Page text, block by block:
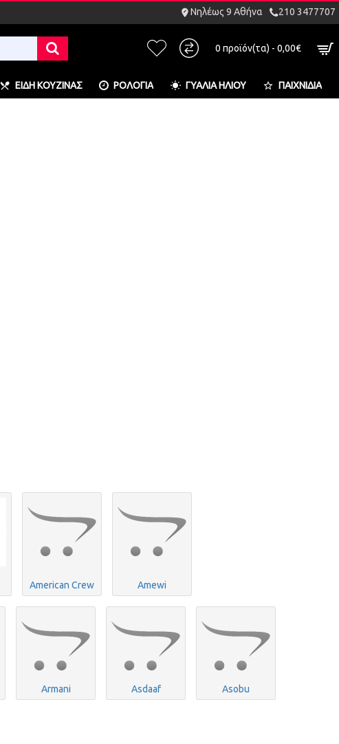
Νηλέως 9 Αθήνα 210 3477707
0 προϊόν(τα) - 0,00€
ΕΊΔΗ ΚΟΥΖΊΝΑΣ ΡΟΛΌΓΙΑ ΓΥΑΛΙΆ ΗΛΊΟΥ ΠΑΙΧΝΊΔΙΑ
American Crew Amewi
Armani Asdaaf Asobu